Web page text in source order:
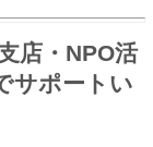
店・NPO活
サポートい